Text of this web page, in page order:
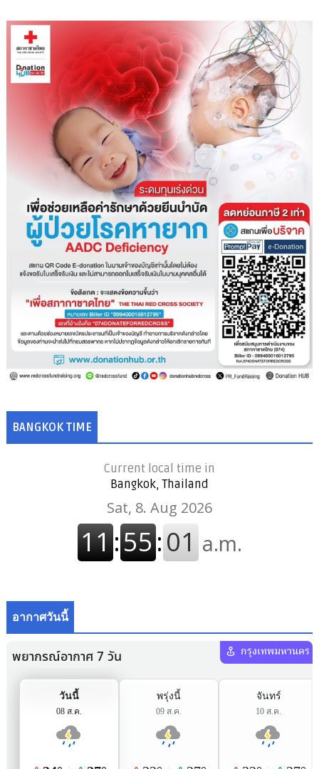
BANGKOK TIME
Current local time in
Bangkok, Thailand
อากาศวันนี้